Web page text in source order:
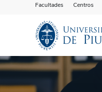
Facultades Centros